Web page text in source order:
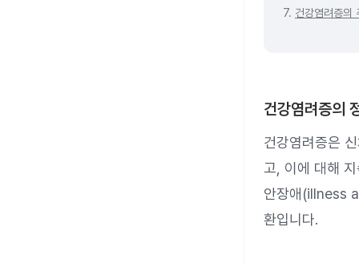
7. 건강염려증의
건강염려증의
건강염려증은
고, 이에 대해
안장애(illness
환입니다.